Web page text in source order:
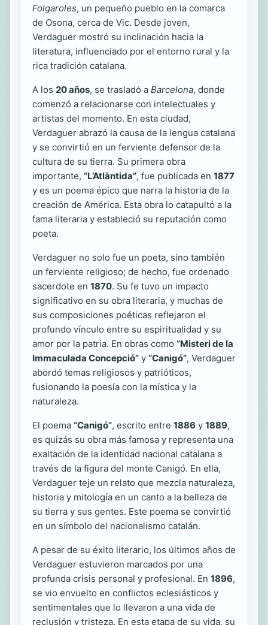
Folgaroles, un pequeño pueblo en la comarca
de Osona, cerca de Vic. Desde joven,
Verdaguer mostró su inclinación hacia la
literatura, influenciado por el entorno rural y la
rica tradición catalana.
A los 20 años, se trasladó a Barcelona, donde
comenzó a relacionarse con intelectuales y
artistas del momento. En esta ciudad,
Verdaguer abrazó la causa de la lengua catalana
y se convirtió en un ferviente defensor de la
cultura de su tierra. Su primera obra
importante, “L’Atlàntida”, fue publicada en 1877
y es un poema épico que narra la historia de la
creación de América. Esta obra lo catapultó a la
fama literaria y estableció su reputación como
poeta.
Verdaguer no solo fue un poeta, sino también
un ferviente religioso; de hecho, fue ordenado
sacerdote en 1870. Su fe tuvo un impacto
significativo en su obra literaria, y muchas de
sus composiciones poéticas reflejaron el
profundo vínculo entre su espiritualidad y su
amor por la patria. En obras como “Misteri de la
Immaculada Concepció” y “Canigó”, Verdaguer
abordó temas religiosos y patrióticos,
fusionando la poesía con la mística y la
naturaleza.
El poema “Canigó”, escrito entre 1886 y 1889,
es quizás su obra más famosa y representa una
exaltación de la identidad nacional catalana a
través de la figura del monte Canigó. En ella,
Verdaguer teje un relato que mezcla naturaleza,
historia y mitología en un canto a la belleza de
su tierra y sus gentes. Este poema se convirtió
en un símbolo del nacionalismo catalán.
A pesar de su éxito literario, los últimos años de
Verdaguer estuvieron marcados por una
profunda crisis personal y profesional. En 1896,
se vio envuelto en conflictos eclesiásticos y
sentimentales que lo llevaron a una vida de
reclusión y tristeza. En esta etapa de su vida, su